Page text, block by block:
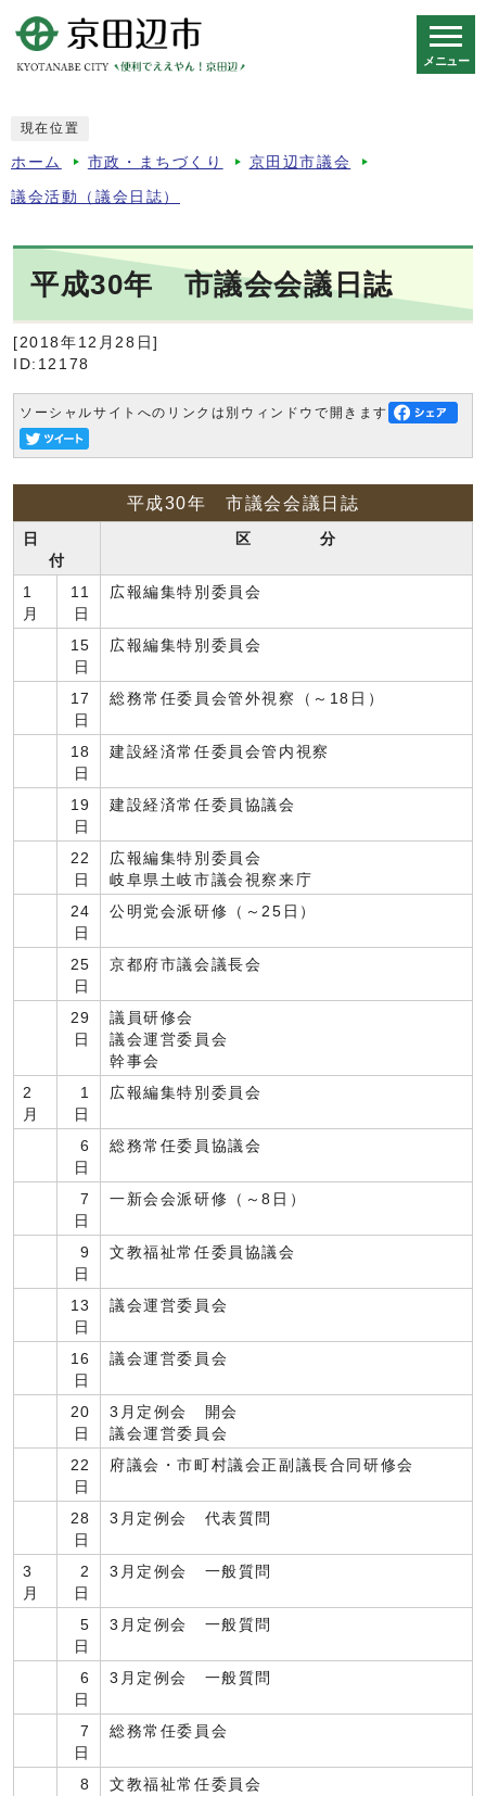
メニュー
現在位置
ホーム 市政・まちづくり 京田辺市議会
議会活動（議会日誌）
平成30年 市議会会議日誌
[2018年12月28日]
ID:12178
ソーシャルサイトへのリンクは別ウィンドウで開きます
平成30年 市議会会議日誌
日
付
区 分
1
月
11
日
広報編集特別委員会
15
日
広報編集特別委員会
17
日
総務常任委員会管外視察（～18日）
18
日
建設経済常任委員会管内視察
19
日
建設経済常任委員協議会
22
日
広報編集特別委員会
岐阜県土岐市議会視察来庁
24
日
公明党会派研修（～25日）
25
日
京都府市議会議長会
29
日
議員研修会
議会運営委員会
幹事会
2
月
1
日
広報編集特別委員会
6
日
総務常任委員協議会
7
日
一新会会派研修（～8日）
9
日
文教福祉常任委員協議会
13
日
議会運営委員会
16
日
議会運営委員会
20
日
3月定例会 開会
議会運営委員会
22
日
府議会・市町村議会正副議長合同研修会
28
日
3月定例会 代表質問
3
月
2
日
3月定例会 一般質問
5
日
3月定例会 一般質問
6
日
3月定例会 一般質問
7
日
総務常任委員会
8
文教福祉常任委員会